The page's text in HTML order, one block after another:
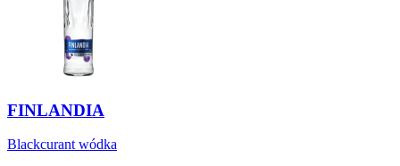
FINLANDIA
Blackcurant wódka